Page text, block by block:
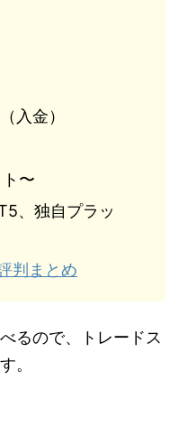
入金）
〜
、独自プラッ
判まとめ
るので、トレードス
。